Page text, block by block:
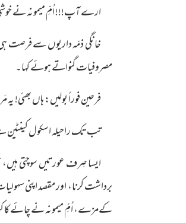
ارے آپ!!! اُمِّ میمونہ نے خوشی
خانگی ذمّہ داریوں سے فرصت ہی
مصروفیات گنواتے ہوئے کہا۔
فرحین فوراً بولیں: ہاں بھئی!
تب تک راحیلہ اسکول
ایسا صِرف عورتیں سوچتی
برداشت کرنا، اور مقصد اپنی
کےمزے، اُمِّ میمونہ نے چائے کا